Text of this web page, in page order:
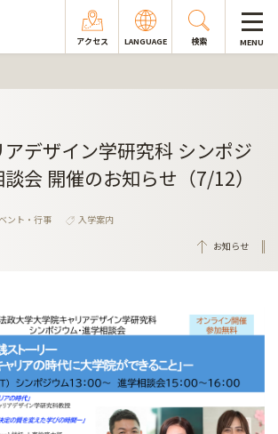
アクセス LANGUAGE 検索 MENU
デザイン学研究科 シンポジ
会 開催のお知らせ（7/12）
ント・行事
入学案内
お知らせ